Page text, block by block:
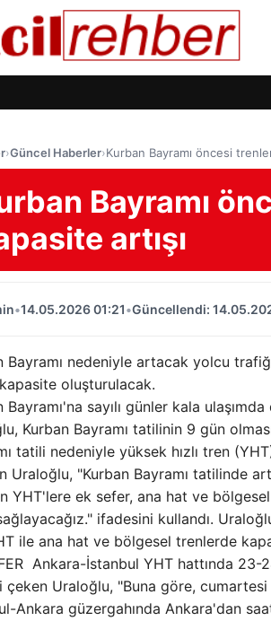
›Güncel Haberler›Kurban Bayramı öncesi
Bayramı
artışı
•14.05.2026 01:21•Güncellendi:
Bayramı nedeniyle artacak yolcu
oluşturulacak.
Bayramı'na sayılı günler kala
Kurban Bayramı tatilinin 9 gün
tatili nedeniyle yüksek hızlı tren
Uraloğlu, "Kurban Bayramı tatilinde
YHT'lere ek sefer, ana hat ve
ifadesini kullandı.
ile ana hat ve bölgesel trenlerde
Ankara-İstanbul YHT hattında
çeken Uraloğlu, "Buna göre,
Ankara güzergahında Ankara'dan